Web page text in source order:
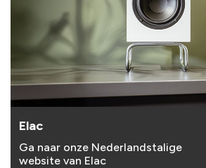
Elac
Ga naar onze Nederlandstalige
website van Elac